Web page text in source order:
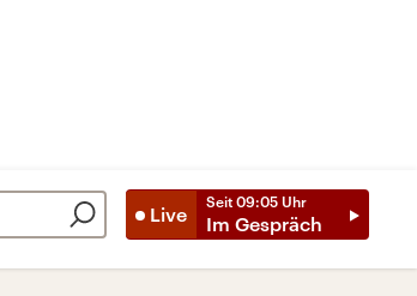
Live
Seit 09:05 Uhr
Im Gespräch